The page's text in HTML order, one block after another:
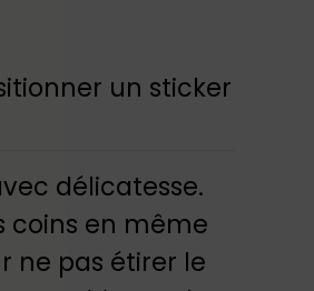
un sticker
délicatesse.
coins en même
ne pas étirer le